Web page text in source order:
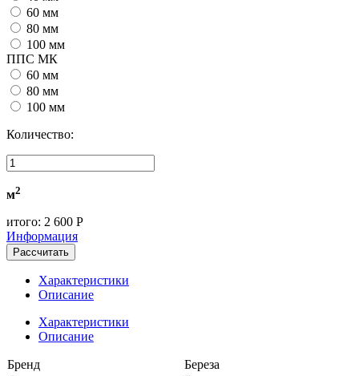
60 мм
80 мм
100 мм
ППС МК
60 мм
80 мм
100 мм
Количество:
м2
итого: 2 600 Р
Информация
Рассчитать
Характеристики
Описание
Характеристики
Описание
Бренд
Береза